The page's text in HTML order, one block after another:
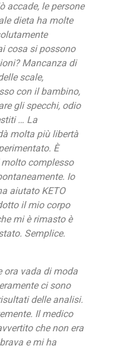
accade, le persone
dieta ha molte
cosa si possono
Mancanza di
scale,
con il bambino,
gli specchi, odio
… La
molta più libertà
È
complesso
Io
aiutato KETO
il mio corpo
mi è rimasto è
Semplice.
ora vada di moda
ci sono
delle analisi.
Il medico
che non era
e mi ha